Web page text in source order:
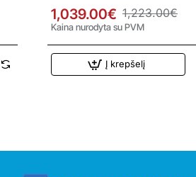
1,039.00€ 1,223.00€
Kaina nurodyta su PVM
Į krepšelį